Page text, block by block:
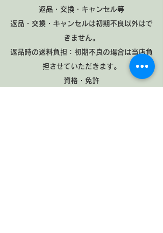
返品・交換・キャンセル等
返品・交換・キャンセルは初期不良以外はで
きません。
返品時の送料負担：初期不良の場合は当店負
担させていただきます。
資格・免許